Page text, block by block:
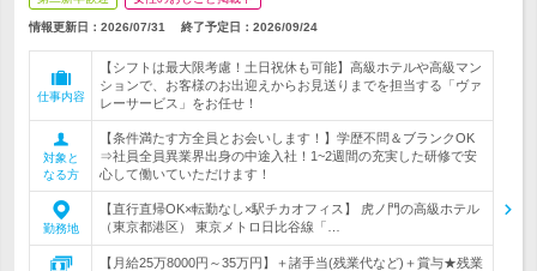
情報更新日：2026/07/31 終了予定日： 2026/09/24
仕事内容
【シフトは最大限考慮！土日祝休も可能】高級ホテルや高級マン
ションで、お客様のお出迎えからお見送りまでを担当する「ヴァ
レーサービス」をお任せ！
対象と
なる方
【条件満たす方全員とお会いします！】学歴不問＆ブランクOK
⇒社員全員異業界出身の中途入社！1~2週間の充実した研修で安
心して働いていただけます！
勤務地
【直行直帰OK×転勤なし×駅チカオフィス】 虎ノ門の高級ホテル
（東京都港区） 東京メトロ日比谷線「…
【月給25万8000円～35万円】＋諸手当(残業代など)＋賞与★残業